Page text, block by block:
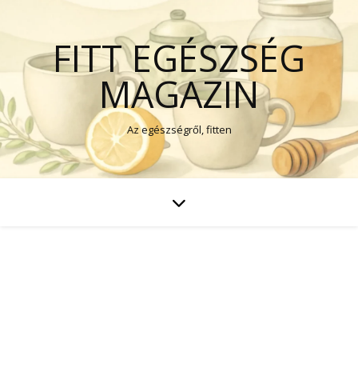
FITT EGÉSZSÉG
MAGAZIN
Az egészségről, fitten